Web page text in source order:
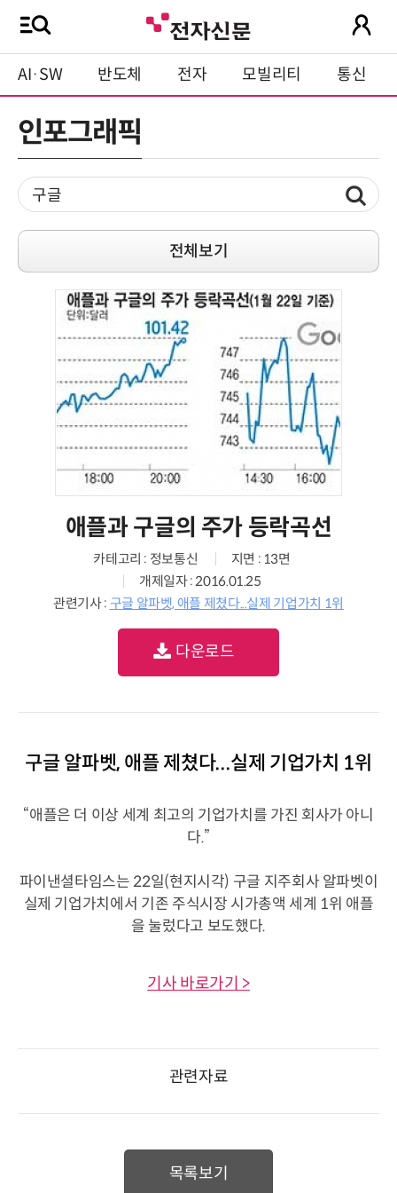
AI·SW 반도체 전자 모빌리티 통신
인포그래픽
전체보기
애플과 구글의 주가 등락곡선
카테고리 : 정보통신
지면 : 13면
개제일자 : 2016.01.25
관련기사 : 구글 알파벳, 애플 제쳤다...실제 기업가치 1위
다운로드
구글 알파벳, 애플 제쳤다...실제 기업가치 1위
“애플은 더 이상 세계 최고의 기업가치를 가진 회사가 아니
다.”
파이낸셜타임스는 22일(현지시각) 구글 지주회사 알파벳이
실제 기업가치에서 기존 주식시장 시가총액 세계 1위 애플
을 눌렀다고 보도했다.
기사 바로가기 >
관련자료
목록보기